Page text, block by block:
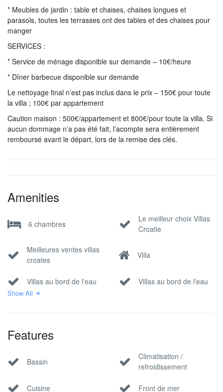
* Meubles de jardin : table et chaises, chaises longues et
parasols, toutes les terrasses ont des tables et des chaises pour
manger
SERVICES :
* Service de ménage disponible sur demande – 10€/heure
* Dîner barbecue disponible sur demande
Le nettoyage final n’est pas inclus dans le prix – 150€ pour toute
la villa ; 100€ par appartement
Caution maison : 500€/appartement et 800€/pour toute la villa. Si
aucun dommage n’a pas été fait, l’acompte sera entièrement
remboursé avant le départ, lors de la remise des clés.
Amenities
6 chambres
Le meilleur choix Villas
Croatie
Meilleures ventes villas
croates
Villa
Villas au bord de l'eau Villas au bord de l'eau
Villas modernes
Villas sélectionnées Villas sur la plage
Villas vue mer Yoga Retreat Villas
Show All
Features
Bassin
Climatisation /
refroidissement
Cuisine Front de mer